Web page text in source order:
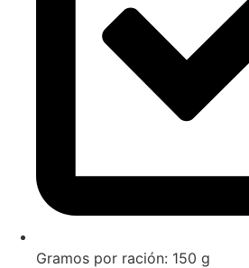
Gramos por ración: 150 g